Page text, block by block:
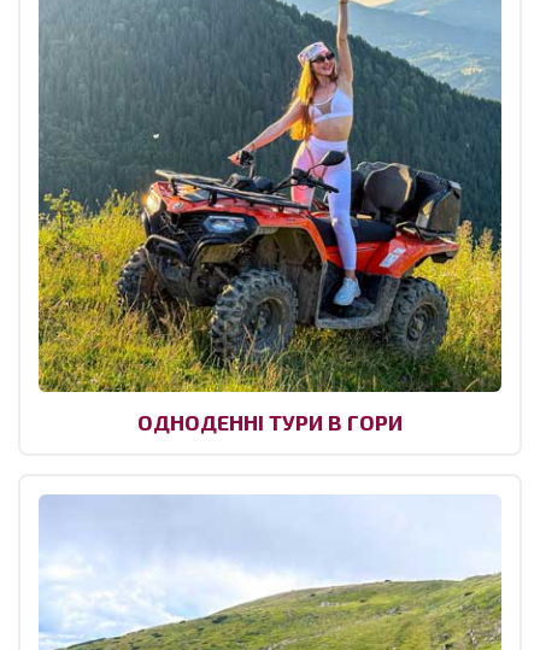
ОДНОДЕННІ ТУРИ В ГОРИ